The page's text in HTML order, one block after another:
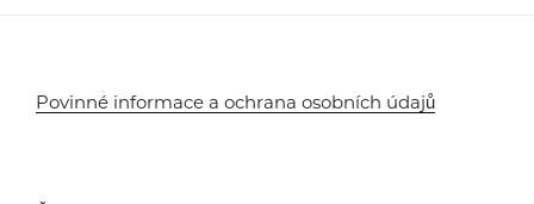
Povinné informace a ochrana osobních údajů